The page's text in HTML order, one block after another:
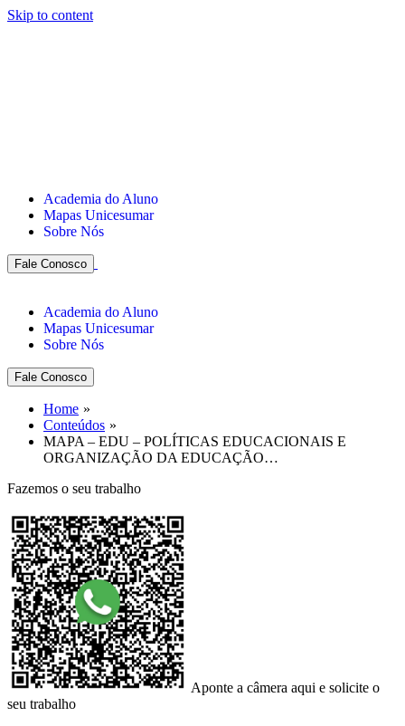
Skip to content
Academia do Aluno
Mapas Unicesumar
Sobre Nós
Fale Conosco
Academia do Aluno
Mapas Unicesumar
Sobre Nós
Fale Conosco
Home
Conteúdos
MAPA – EDU – POLÍTICAS EDUCACIONAIS E
ORGANIZAÇÃO DA EDUCAÇÃO…
Fazemos o seu trabalho
Aponte a câmera aqui e solicite o
seu trabalho